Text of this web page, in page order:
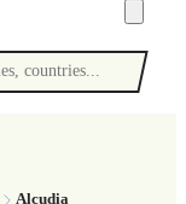
Alcudia